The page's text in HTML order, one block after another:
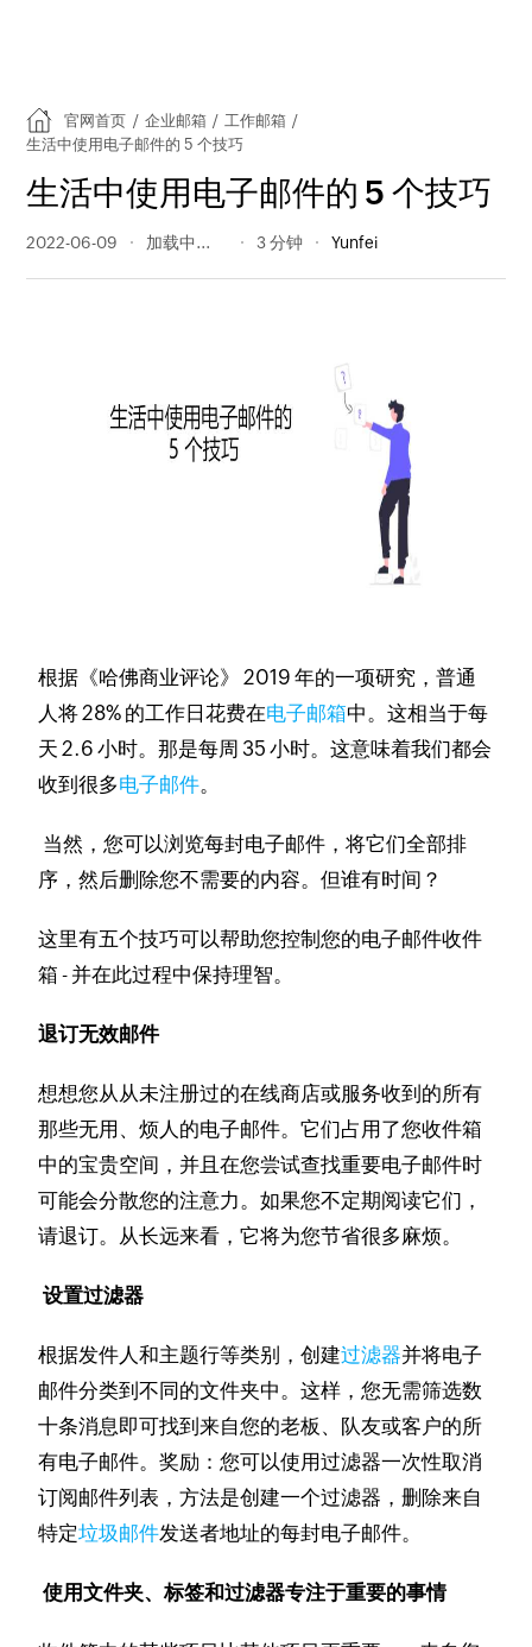
官网首页 / 企业邮箱 / 工作邮箱 /
生活中使用电子邮件的 5 个技巧
生活中使用电子邮件的 5 个技巧
2022-06-09 434 阅读量 3 分钟 Yunfei
根据《哈佛商业评论》 2019 年的一项研究，普通
人将 28% 的工作日花费在电子邮箱中。这相当于每
天 2.6 小时。那是每周 35 小时。这意味着我们都会
收到很多电子邮件。
当然，您可以浏览每封电子邮件，将它们全部排
序，然后删除您不需要的内容。但谁有时间？
这里有五个技巧可以帮助您控制您的电子邮件收件
箱 - 并在此过程中保持理智。
退订无效邮件
想想您从从未注册过的在线商店或服务收到的所有
那些无用、烦人的电子邮件。它们占用了您收件箱
中的宝贵空间，并且在您尝试查找重要电子邮件时
可能会分散您的注意力。如果您不定期阅读它们，
请退订。 从长远来看，它将为您节省很多麻烦。
设置过滤器
根据发件人和主题行等类别，创建过滤器并将电子
邮件分类到不同的文件夹中。这样，您无需筛选数
十条消息即可找到来自您的老板、队友或客户的所
有电子邮件。奖励：您可以使用过滤器一次性取消
订阅邮件列表，方法是创建一个过滤器，删除来自
特定垃圾邮件发送者地址的每封电子邮件。
使用文件夹、标签和过滤器专注于重要的事情